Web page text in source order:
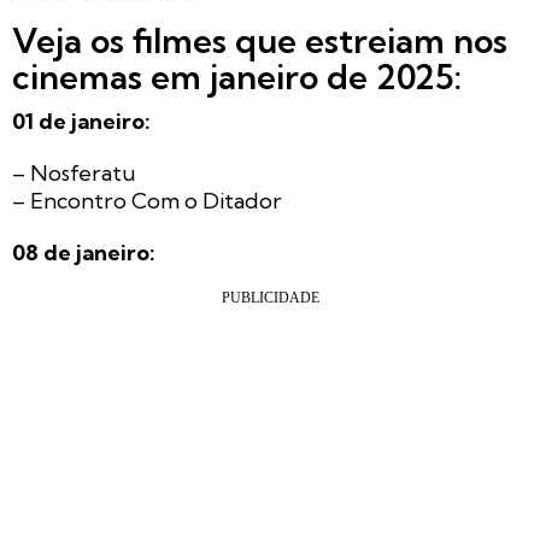
Veja os filmes que estreiam nos
cinemas em janeiro de 2025:
01 de janeiro:
– Nosferatu
– Encontro Com o Ditador
08 de janeiro: